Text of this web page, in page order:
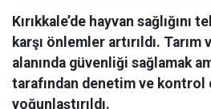
Kırıkkale’de hayvan sağlığını
karşı önlemler artırıldı. Tarım
alanında güvenliği sağlamak
tarafından denetim ve kontrol
yoğunlaştırıldı.